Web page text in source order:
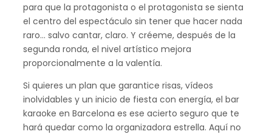
para que la protagonista o el protagonista se sienta
el centro del espectáculo sin tener que hacer nada
raro… salvo cantar, claro. Y créeme, después de la
segunda ronda, el nivel artístico mejora
proporcionalmente a la valentía.
Si quieres un plan que garantice risas, vídeos
inolvidables y un inicio de fiesta con energía, el bar
karaoke en Barcelona es ese acierto seguro que te
hará quedar como la organizadora estrella. Aquí no